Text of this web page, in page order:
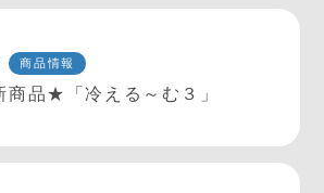
商品情報
品★「冷える～む３」